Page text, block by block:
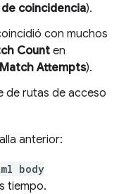
coincidencia).
con muchos
Count en
Match Attempts).
de rutas de acceso
anterior:
body
tiempo.